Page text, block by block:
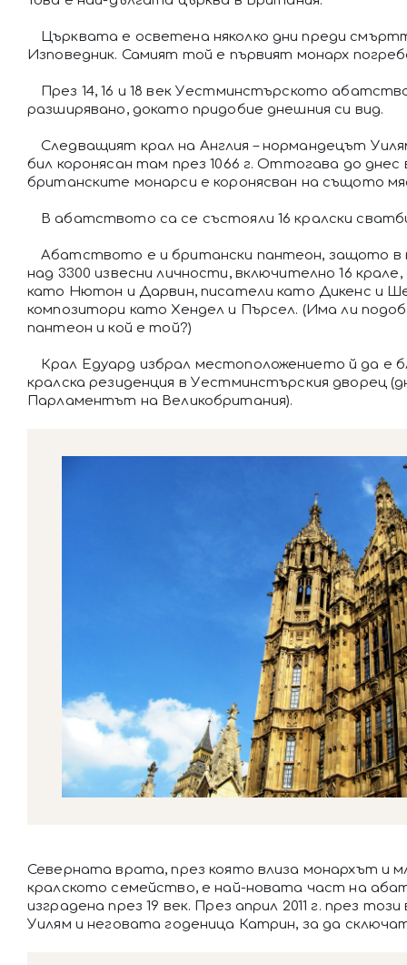
Църквата е осветена няколко дни преди
Изповедник. Самият той е първият монарх
През 14, 16 и 18 век Уестминстърското
разширявано, докато придобие днешния си вид.
Следващият крал на Англия – нормандецът
бил коронясан там през 1066 г. Оттогава до днес
британските монарси е коронясван на същото
В абатството са се състояли 16 кралски
Абатството е и британски пантеон, защото в
над 3300 извесни личности, включително 16 крале,
като Нютон и Дарвин, писатели като Дикенс и
композитори като Хендел и Пърсел. (Има ли
пантеон и кой е той?)
Крал Едуард избрал местоположението й да е
кралска резиденция в Уестминстърския дворец
Парламентът на Великобритания).
Северната врата, през която влиза монархът и
кралското семейство, е най-новата част на
изградена през 19 век. През април 2011 г. през този
Уилям и неговата годеница Катрин, за да